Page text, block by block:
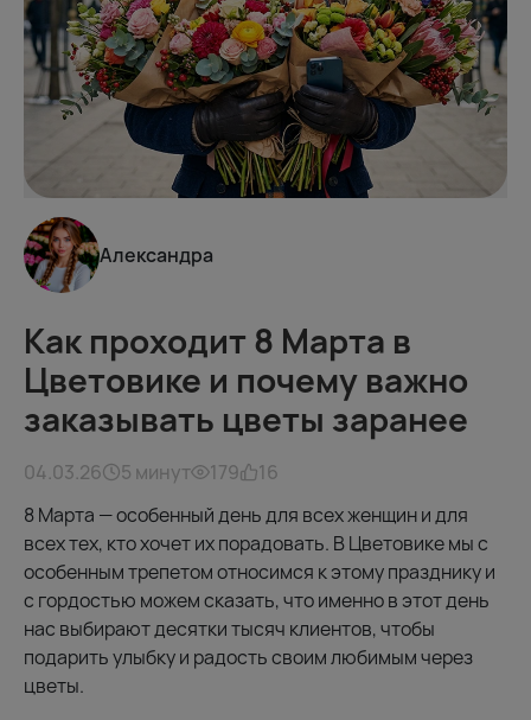
Александра
Как проходит 8 Марта в
Цветовике и почему важно
заказывать цветы заранее
04.03.26 5 минут 179
16
8 Марта — особенный день для всех женщин и для
всех тех, кто хочет их порадовать. В Цветовике мы с
особенным трепетом относимся к этому празднику и
с гордостью можем сказать, что именно в этот день
нас выбирают десятки тысяч клиентов, чтобы
подарить улыбку и радость своим любимым через
цветы.